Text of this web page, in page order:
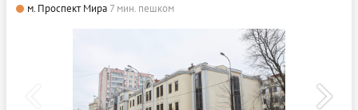
м. Проспект Мира 7 мин. пешком